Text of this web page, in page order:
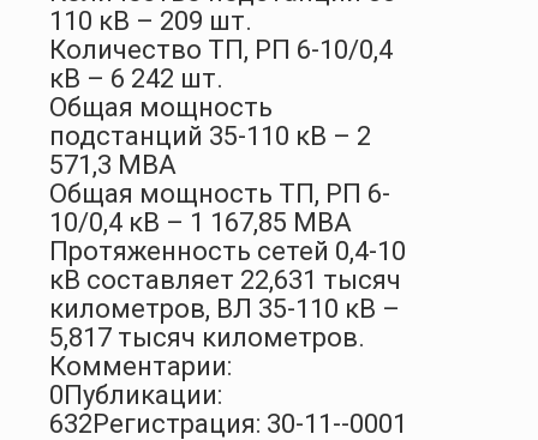
110 кВ – 209 шт.
Количество ТП, РП 6-10/0,4
кВ – 6 242 шт.
Общая мощность
подстанций 35-110 кВ – 2
571,3 МВА
Общая мощность ТП, РП 6-
10/0,4 кВ – 1 167,85 МВА
Протяженность сетей 0,4-10
кВ составляет 22,631 тысяч
километров, ВЛ 35-110 кВ –
5,817 тысяч километров.
Комментарии:
0Публикации:
632Регистрация: 30-11--0001